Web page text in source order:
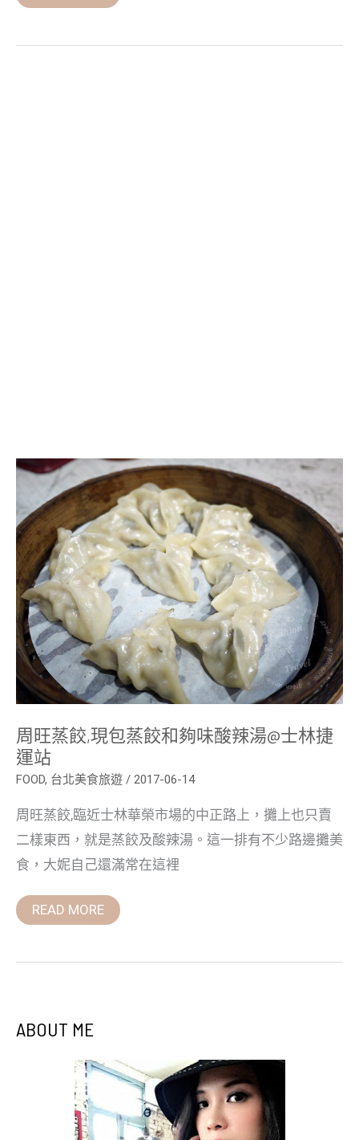
周旺蒸餃,現包蒸餃和夠味酸辣湯@士林捷
運站
FOOD, 台北美食旅遊 / 2017-06-14
周旺蒸餃,臨近士林華榮市場的中正路上，攤上也只賣
二樣東西，就是蒸餃及酸辣湯。這一排有不少路邊攤美
食，大妮自己還滿常在這裡
周
旺
餃,
現
包
蒸
餃
和
夠
味
酸
辣
湯
@
士
林
捷
運
READ MORE
ABOUT ME